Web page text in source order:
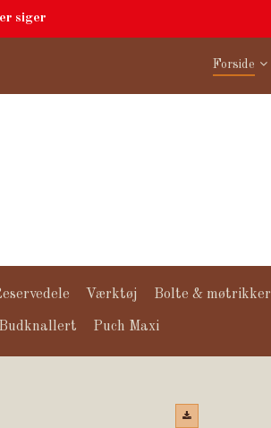
siger
Forside
Værktøj Bolte & møtrikker
Budknallert Puch Maxi